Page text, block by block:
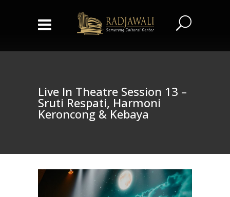
Live In Theatre Session 13 –
Sruti Respati, Harmoni
Keroncong & Kebaya